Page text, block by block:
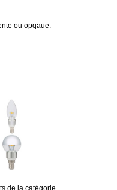
ou opqaue.
de la catégorie